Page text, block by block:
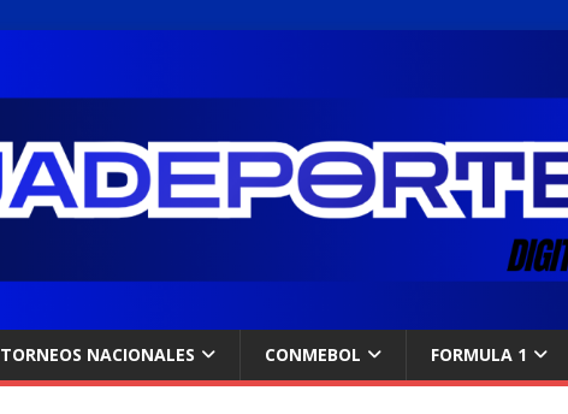
TORNEOS NACIONALES CONMEBOL FORMULA 1